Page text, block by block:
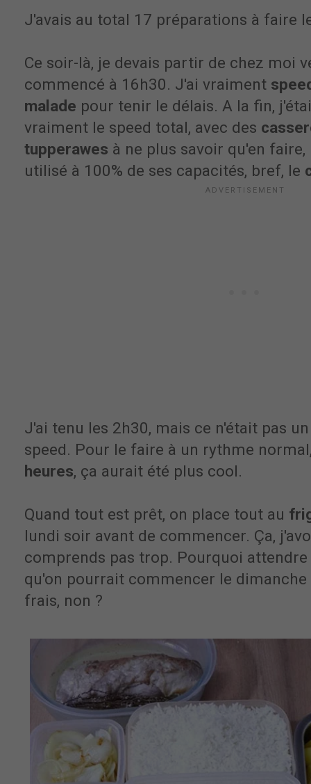
J'avais au total 17 préparations à faire
Ce soir-là, je devais partir de chez moi
commencé à 16h30. J'ai vraiment
malade pour tenir le délais. A la fin,
vraiment le speed total, avec des
tupperawes à ne plus savoir qu'en
utilisé à 100% de ses capacités, bref, le
J'ai tenu les 2h30, mais ce n'était pas
speed. Pour le faire à un rythme
heures, ça aurait été plus cool.
Quand tout est prêt, on place tout au
lundi soir avant de commencer. Ça,
comprends pas trop. Pourquoi
qu'on pourrait commencer le dimanche
frais, non ?